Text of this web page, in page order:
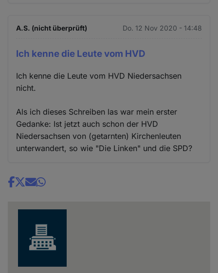
A.S. (nicht überprüft) Do. 12 Nov 2020 - 14:48
Ich kenne die Leute vom HVD
Ich kenne die Leute vom HVD Niedersachsen
nicht.
Als ich dieses Schreiben las war mein erster
Gedanke: Ist jetzt auch schon der HVD
Niedersachsen von (getarnten) Kirchenleuten
unterwandert, so wie "Die Linken" und die SPD?
Share